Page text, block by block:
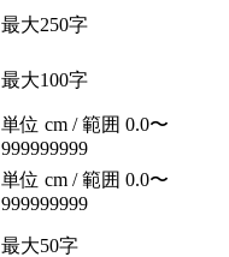
最大250字
最大100字
単位 cm / 範囲 0.0〜
999999999
単位 cm / 範囲 0.0〜
999999999
最大50字